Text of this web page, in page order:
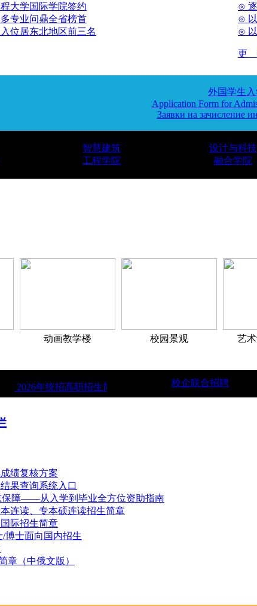
大学国际学院签约
专业问鼎全省榜首
位居东北地区前三名
⊙
⊙
⊙
更
外国学生
Application Form for
Заявки на зачисление
智慧建筑
工程学院
设计与科技
融合学院
动画教学楼 校园景观 艺术
2026年统招高职招生简章。 中俄联合教育学院招生简
校企联合招聘
绩复核方案
果查询系统入口
保障——从入学到毕业全方位资助指南
连读、专本硕连读招生简章
际招生简章
博士面向国内招生
章（中俄文版）